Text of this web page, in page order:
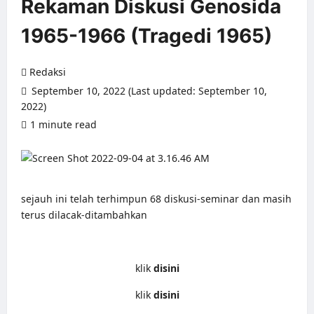
Rekaman Diskusi Genosida
1965-1966 (Tragedi 1965)
Redaksi
September 10, 2022 (Last updated: September 10,
2022)
1 minute read
sejauh ini telah terhimpun 68 diskusi-seminar dan masih
terus dilacak-ditambahkan
klik disini
klik disini